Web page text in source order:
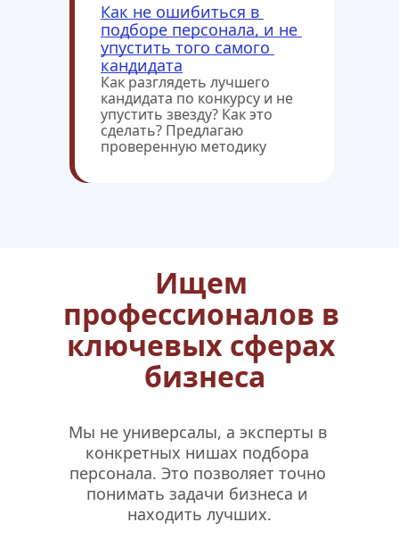
Как не ошибиться в
подборе персонала, и не
упустить того самого
кандидата
Как разглядеть лучшего
кандидата по конкурсу и не
упустить звезду? Как это
сделать? Предлагаю
проверенную методику
Ищем
профессионалов в
ключевых сферах
бизнеса
Мы не универсалы, а эксперты в
конкретных нишах подбора
персонала. Это позволяет точно
понимать задачи бизнеса и
находить лучших.